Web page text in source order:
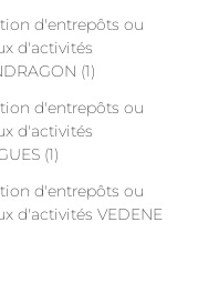
d'entrepôts ou
d'activités
(1)
d'entrepôts ou
d'activités
(1)
d'entrepôts ou
d'activités VEDENE